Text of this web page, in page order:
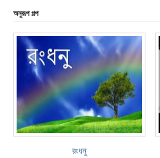
অনুরূপ গল্প
রংধনু